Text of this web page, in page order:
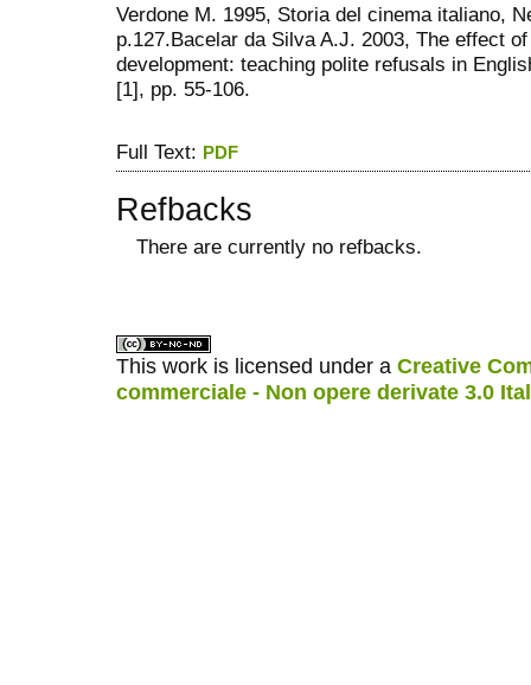
Verdone M. 1995, Storia del cinema italiano,
p.127.Bacelar da Silva A.J. 2003, The effect
development: teaching polite refusals in
[1], pp. 55-106.
Full Text: PDF
Refbacks
There are currently no refbacks.
This work is licensed under a Creative
commerciale - Non opere derivate 3.0